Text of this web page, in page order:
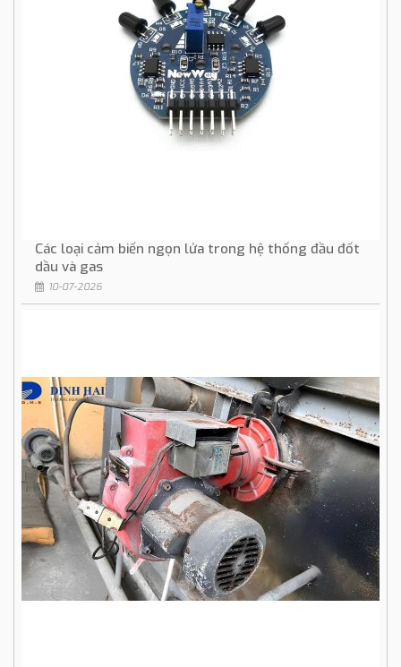
Các loại cảm biến ngọn lửa trong hệ thống đầu đốt
dầu và gas
10-07-2026